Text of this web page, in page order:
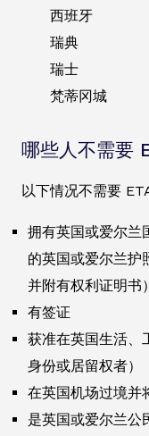
西班牙
瑞典
瑞士
梵蒂冈城
哪些人不需要
以下情况不需要
拥有英国或爱尔兰
的英国或爱尔兰护
并附有权利证明书
有签证
获准在英国生活、
身份或居留权者）
在英国机场过境并
是英国或爱尔兰公